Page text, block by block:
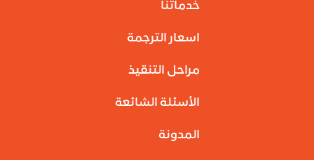
خدماتنا
اسعار الترجمة
مراحل التنقيذ
الأسئلة الشائعة
المدونة